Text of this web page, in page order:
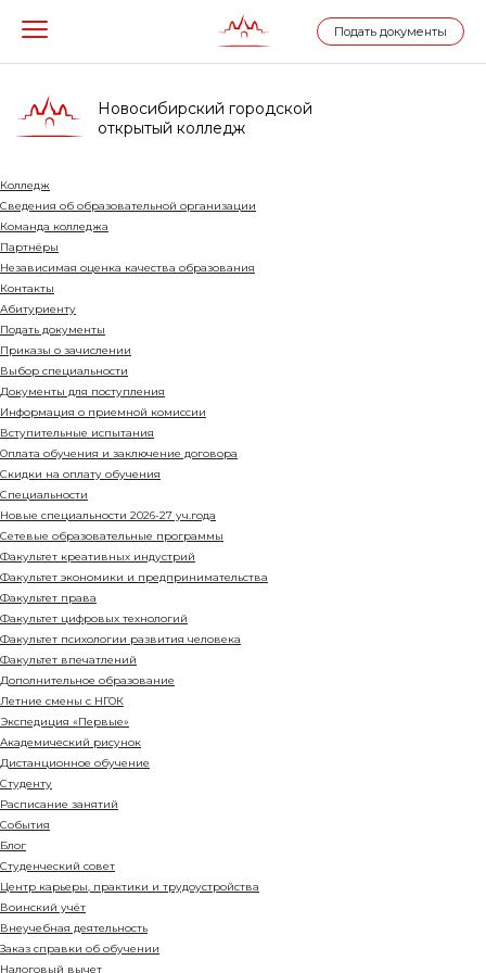
Подать документы
Новосибирский городской
открытый колледж
Колледж
Сведения об образовательной организации
Команда колледжа
Партнёры
Независимая оценка качества образования
Контакты
Абитуриенту
Подать документы
Приказы о зачислении
Выбор специальности
Документы для поступления
Информация о приемной комиссии
Вступительные испытания
Оплата обучения и заключение договора
Cкидки на оплату обучения
Специальности
Новые специальности 2026-27 уч.года
Сетевые образовательные программы
Факультет креативных индустрий
Факультет экономики и предпринимательства
Факультет права
Факультет цифровых технологий
Факультет психологии развития человека
Факультет впечатлений
Дополнительное образование
Летние смены с НГОК
Экспедиция «Первые»
Академический рисунок
Дистанционное обучение
Студенту
Расписание занятий
События
Блог
Студенческий совет
Центр карьеры, практики и трудоустройства
Воинский учёт
Внеучебная деятельность
Заказ справки об обучении
Налоговый вычет